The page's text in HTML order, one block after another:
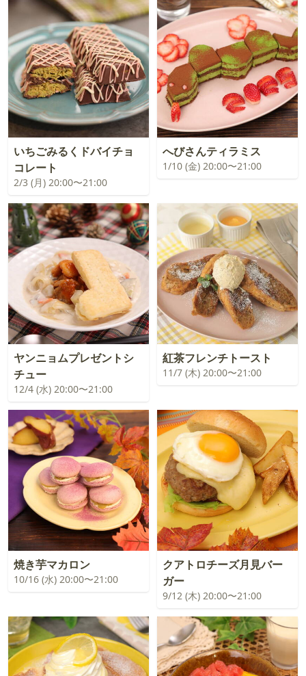
いちごみるくドバイチョ
コレート
2/3 (月) 20:00〜21:00
へびさんティラミス
1/10 (金) 20:00〜21:00
ヤンニョムプレゼントシ
チュー
12/4 (水) 20:00〜21:00
紅茶フレンチトースト
11/7 (木) 20:00〜21:00
焼き芋マカロン
10/16 (水) 20:00〜21:00
クアトロチーズ月見バー
ガー
9/12 (木) 20:00〜21:00